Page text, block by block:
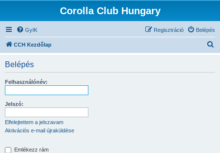
Corolla Club Hungary
GyIK Belépés
Regisztráció
CCH Kezdőlap
Belépés
Felhasználónév:
Jelszó:
Elfelejtettem a jelszavam
Aktivációs e-mail újraküldése
Emlékezz rám